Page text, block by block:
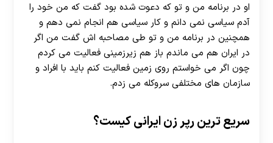
او در برنامه من و تو که دعوت شده بود گفت که من خود را
آدم سیاسی نمی دانم و کار سیاسی هم انجام نمی‌ دهم و
همچنین در برنامه من و تو طی مصاحبه اش گفت من اگر
در ایران هم می‌ ماندم باز هم زیرزمینی فعالیت می‌ کردم
چون اگر می خواستم روی زمین فعالیت کنم باید با افراد و
سازمان‌ های مختلفی سروکله می زدم.
سریع ترین رپر زن ایرانی کیست؟